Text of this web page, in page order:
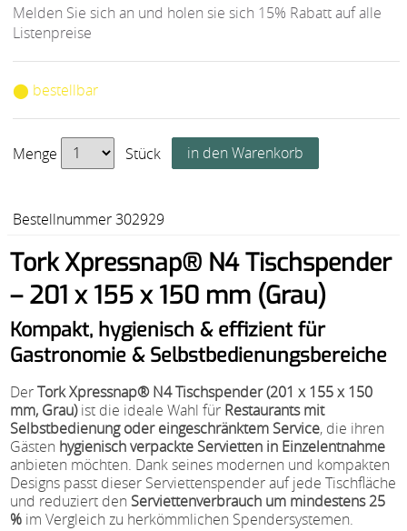
Melden Sie sich an und holen sie sich 15% Rabatt auf alle
Listenpreise
⬤ bestellbar
Menge Stück
Bestellnummer 302929
Tork Xpressnap® N4 Tischspender
– 201 x 155 x 150 mm (Grau)
Kompakt, hygienisch & effizient für
Gastronomie & Selbstbedienungsbereiche
DerTork Xpressnap® N4 Tischspender (201 x 155 x 150
mm, Grau)ist die ideale Wahl für Restaurants mit
Selbstbedienung oder eingeschränktem Service, die ihren
Gästen hygienisch verpackte Servietten in Einzelentnahme
anbieten möchten. Dank seines modernen und kompakten
Designs passt dieser Serviettenspender auf jede Tischfläche
und reduziert denServiettenverbrauch um mindestens 25
% im Vergleich zu herkömmlichen Spendersystemen.